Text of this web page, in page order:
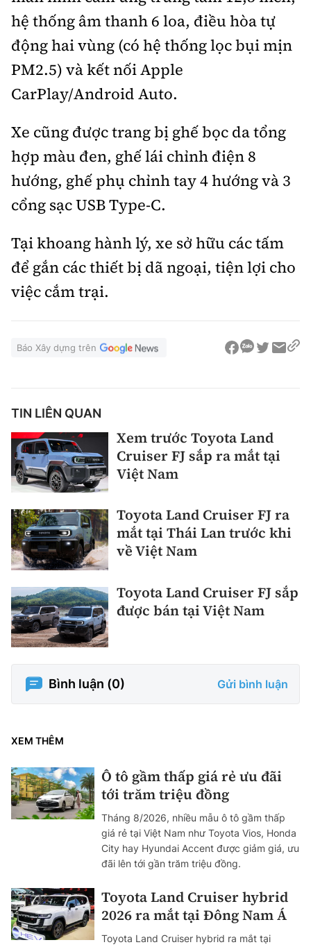
hệ thống âm thanh 6 loa, điều hòa tự
động hai vùng (có hệ thống lọc bụi mịn
PM2.5) và kết nối Apple
CarPlay/Android Auto.
Xe cũng được trang bị ghế bọc da tổng
hợp màu đen, ghế lái chỉnh điện 8
hướng, ghế phụ chỉnh tay 4 hướng và 3
cổng sạc USB Type-C.
Tại khoang hành lý, xe sở hữu các tấm
để gắn các thiết bị dã ngoại, tiện lợi cho
việc cắm trại.
Báo Xây dựng trên
TIN LIÊN QUAN
Xem trước Toyota Land
Cruiser FJ sắp ra mắt tại
Việt Nam
Toyota Land Cruiser FJ ra
mắt tại Thái Lan trước khi
về Việt Nam
Toyota Land Cruiser FJ sắp
được bán tại Việt Nam
Bình luận (0) Gửi bình luận
XEM THÊM
Ô tô gầm thấp giá rẻ ưu đãi
tới trăm triệu đồng
Tháng 8/2026, nhiều mẫu ô tô gầm thấp
giá rẻ tại Việt Nam như Toyota Vios, Honda
City hay Hyundai Accent được giảm giá, ưu
đãi lên tới gần trăm triệu đồng.
Toyota Land Cruiser hybrid
2026 ra mắt tại Đông Nam Á
Toyota Land Cruiser hybrid ra mắt tại